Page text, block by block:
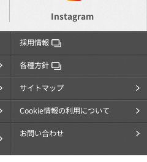
Instagram
採用情報
各種方針
サイトマップ
Cookie情報の利用について
お問い合わせ